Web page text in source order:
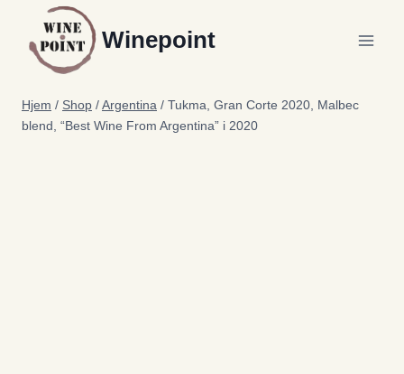
Fortsæt
indhold
Winepoint
Hjem / Shop /Argentina / Tukma, Gran Corte 2020, Malbec
blend, “Best Wine From Argentina” i 2020